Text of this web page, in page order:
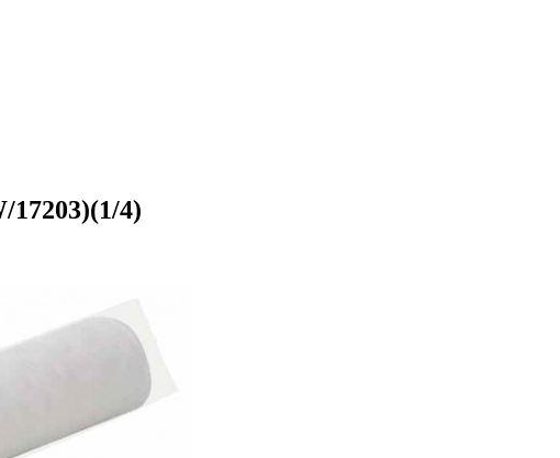
17203)(1/4)